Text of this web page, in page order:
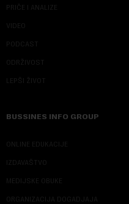
PRIČE I ANALIZE
VIDEO
PODCAST
ODRŽIVOST
LEPŠI ŽIVOT
BUSSINES INFO GROUP
ONLINE EDUKACIJE
IZDAVAŠTVO
MEDIJSKE OBUKE
ORGANIZACIJA DOGADJAJA